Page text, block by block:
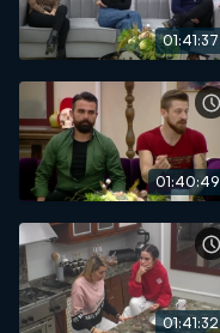
01:41:37
01:40:49
01:41:32